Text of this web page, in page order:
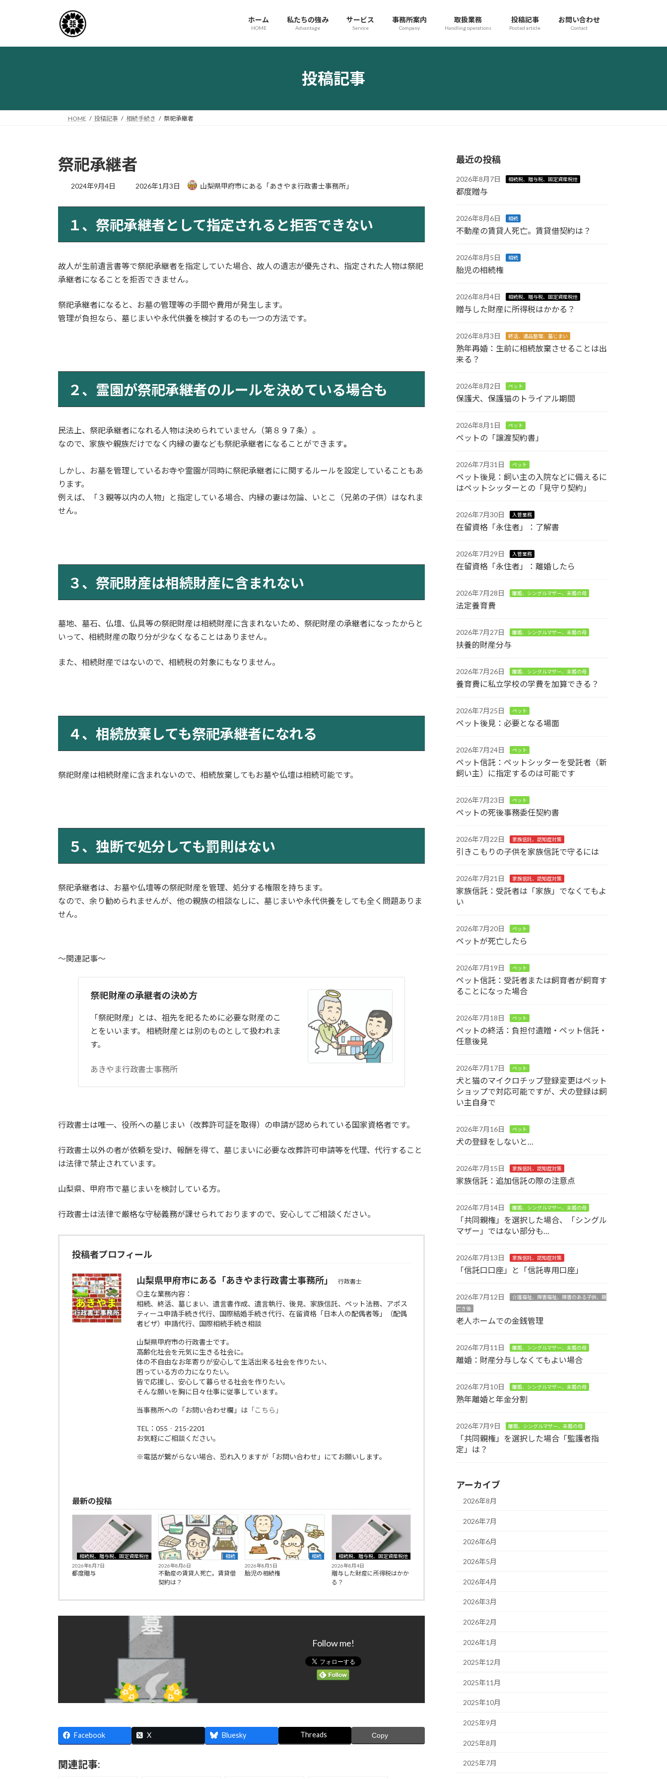
プ
動
ホーム
HOME
私たちの強み
Advantage
サービス
Service
事務所案内
Company
取扱業務
Handling operations
投稿記事
Posted article
お問い合わせ
Contact
投稿記事
HOME 投稿記事 相続手続き 祭祀承継者
祭祀承継者
2024年9月4日
最
日
時
:
2026年1月3日 山梨県甲府市にある「あきやま行政書士事務所」
１、祭祀承継者として指定されると拒否できない
故人が生前遺言書等で祭祀承継者を指定していた場合、故人の遺志が優先され、指定された人物は祭祀
承継者になることを拒否できません。
祭祀承継者になると、お墓の管理等の手間や費用が発生します。
管理が負担なら、墓じまいや永代供養を検討するのも一つの方法です。
２、霊園が祭祀承継者のルールを決めている場合も
民法上、祭祀承継者になれる人物は決められていません（第８９７条）。
なので、家族や親族だけでなく内縁の妻なども祭祀承継者になることができます。
しかし、お墓を管理しているお寺や霊園が同時に祭祀承継者にに関するルールを設定していることもあ
ります。
例えば、「３親等以内の人物」と指定している場合、内縁の妻は勿論、いとこ（兄弟の子供）はなれま
せん。
３、祭祀財産は相続財産に含まれない
墓地、墓石、仏壇、仏具等の祭祀財産は相続財産に含まれないため、祭祀財産の承継者になったからと
いって、相続財産の取り分が少なくなることはありません。
また、相続財産ではないので、相続税の対象にもなりません。
４、相続放棄しても祭祀承継者になれる
祭祀財産は相続財産に含まれないので、相続放棄してもお墓や仏壇は相続可能です。
５、独断で処分しても罰則はない
祭祀承継者は、お墓や仏壇等の祭祀財産を管理、処分する権限を持ちます。
なので、余り勧められませんが、他の親族の相談なしに、墓じまいや永代供養をしても全く問題ありま
せん。
～関連記事～
祭祀財産の承継者の決め方
「祭祀財産」とは、祖先を祀るために必要な財産のこ
とをいいます。 相続財産とは別のものとして扱われま
す。
あきやま行政書士事務所
行政書士は唯一、役所への墓じまい（改葬許可証を取得）の申請が認められている国家資格者です。
行政書士以外の者が依頼を受け、報酬を得て、墓じまいに必要な改葬許可申請等を代理、代行すること
は法律で禁止されています。
山梨県、甲府市で墓じまいを検討している方。
行政書士は法律で厳格な守秘義務が課せられておりますので、安心してご相談ください。
投稿者プロフィール
山梨県甲府市にある「あきやま行政書士事務所」 行政書士
◎主な業務内容：
相続、終活、墓じまい、遺言書作成、遺言執行、後見、家族信託、ペット法務、アポス
ティーユ申請手続き代行、国際結婚手続き代行、在留資格「日本人の配偶者等」（配偶
者ビザ）申請代行、国際相続手続き相談
山梨県甲府市の行政書士です。
高齢化社会を元気に生きる社会に。
体の不自由なお年寄りが安心して生活出来る社会を作りたい、
困っている方の力になりたい。
皆で応援し、安心して暮らせる社会を作りたい。
そんな願いを胸に日々仕事に従事しています。
当事務所への「お問い合わせ欄」は 「こちら」
TEL：055‐215-2201
お気軽にご相談ください。
※電話が繋がらない場合、恐れ入りますが「お問い合わせ」にてお願いします。
最新の投稿
相続税、贈与税、固定資産税他
2026年8月7日
都度贈与
相続
2026年8月6日
不動産の賃貸人死亡。賃貸借
契約は？
相続
2026年8月5日
胎児の相続権
相続税、贈与税、固定資産税他
2026年8月4日
贈与した財産に所得税はかか
る？
Follow me!
Facebook X Bluesky Threads Copy
関連記事:
最近の投稿
2026年8月7日 相続税、贈与税、固定資産税他
都度贈与
2026年8月6日 相続
不動産の賃貸人死亡。賃貸借契約は？
2026年8月5日 相続
胎児の相続権
2026年8月4日 相続税、贈与税、固定資産税他
贈与した財産に所得税はかかる？
2026年8月3日 終活、遺品整理、墓じまい
熟年再婚：生前に相続放棄させることは出
来る？
2026年8月2日 ペット
保護犬、保護猫のトライアル期間
2026年8月1日 ペット
ペットの「譲渡契約書」
2026年7月31日 ペット
ペット後見：飼い主の入院などに備えるに
はペットシッターとの「見守り契約」
2026年7月30日 入管業務
在留資格「永住者」：了解書
2026年7月29日 入管業務
在留資格「永住者」：離婚したら
2026年7月28日 離婚、シングルマザー、未婚の母
法定養育費
2026年7月27日 離婚、シングルマザー、未婚の母
扶養的財産分与
2026年7月26日 離婚、シングルマザー、未婚の母
養育費に私立学校の学費を加算できる？
2026年7月25日 ペット
ペット後見：必要となる場面
2026年7月24日 ペット
ペット信託：ペットシッターを受託者（新
飼い主）に指定するのは可能です
2026年7月23日 ペット
ペットの死後事務委任契約書
2026年7月22日 家族信託、認知症対策
引きこもりの子供を家族信託で守るには
2026年7月21日 家族信託、認知症対策
家族信託：受託者は「家族」でなくてもよ
い
2026年7月20日 ペット
ペットが死亡したら
2026年7月19日 ペット
ペット信託：受託者または飼育者が飼育す
ることになった場合
2026年7月18日 ペット
ペットの終活：負担付遺贈・ペット信託・
任意後見
2026年7月17日 ペット
犬と猫のマイクロチップ登録変更はペット
ショップで対応可能ですが、犬の登録は飼
い主自身で
2026年7月16日 ペット
犬の登録をしないと…
2026年7月15日 家族信託、認知症対策
家族信託：追加信託の際の注意点
2026年7月14日 離婚、シングルマザー、未婚の母
「共同親権」を選択した場合、「シングル
マザー」ではない部分も…
2026年7月13日 家族信託、認知症対策
「信託口口座」と「信託専用口座」
2026年7月12日
介護福祉、障害福祉、障害のある子供、親
亡き後
老人ホームでの金銭管理
2026年7月11日 離婚、シングルマザー、未婚の母
離婚：財産分与しなくてもよい場合
2026年7月10日 離婚、シングルマザー、未婚の母
熟年離婚と年金分割
2026年7月9日 離婚、シングルマザー、未婚の母
「共同親権」を選択した場合「監護者指
定」は？
アーカイブ
2026年8月
2026年7月
2026年6月
2026年5月
2026年4月
2026年3月
2026年2月
2026年1月
2025年12月
2025年11月
2025年10月
2025年9月
2025年8月
2025年7月